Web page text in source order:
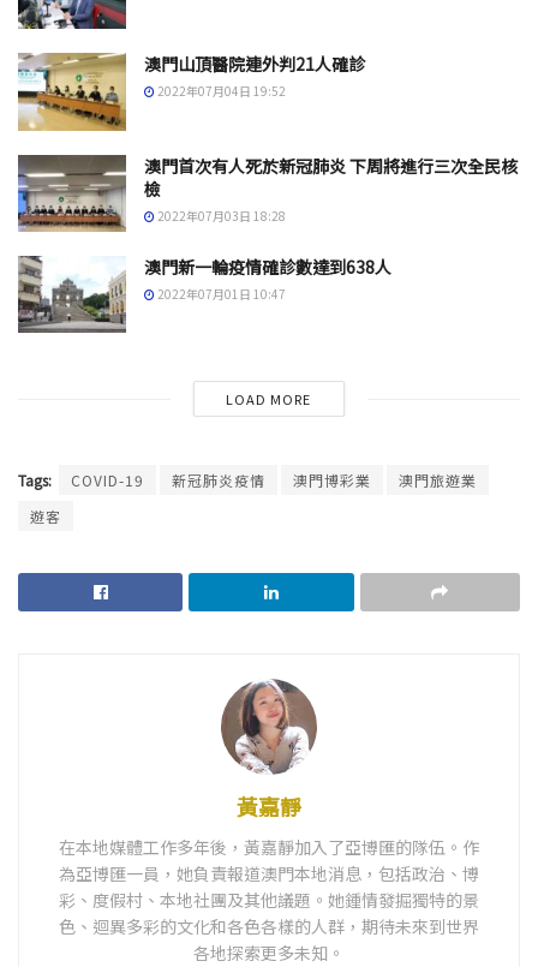
澳門山頂醫院連外判21人確診
2022年07月04日 19:52
澳門首次有人死於新冠肺炎 下周將進行三次全民核
檢
2022年07月03日 18:28
澳門新一輪疫情確診數達到638人
2022年07月01日 10:47
LOAD MORE
Tags: COVID-19 新冠肺炎疫情 澳門博彩業
澳門旅遊業
遊客
黃嘉靜
在本地媒體工作多年後，黃嘉靜加入了亞博匯的隊伍。作
為亞博匯一員，她負責報道澳門本地消息，包括政治、博
彩、度假村、本地社團及其他議題。她鍾情發掘獨特的景
色、迴異多彩的文化和各色各樣的人群，期待未來到世界
各地探索更多未知。